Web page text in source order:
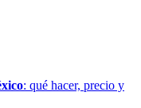
: qué hacer, precio y